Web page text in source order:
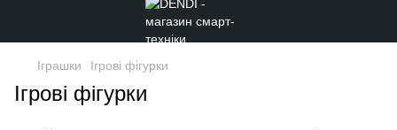
Іграшки Ігрові фігурки
Ігрові фігурки